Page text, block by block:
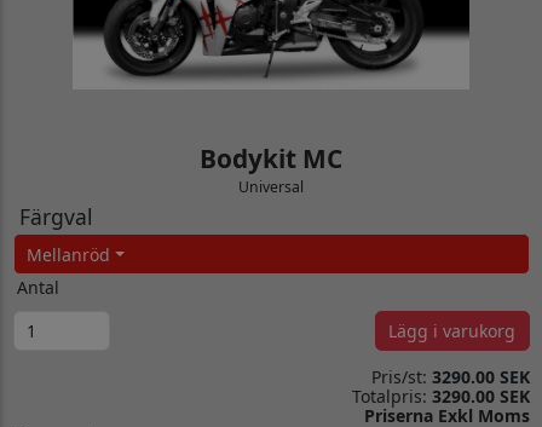
Bodykit MC
Universal
Färgval
Mellanröd
Antal
Lägg i varukorg
Pris/st: 3290.00 SEK
Totalpris: 3290.00 SEK
Priserna Exkl Moms